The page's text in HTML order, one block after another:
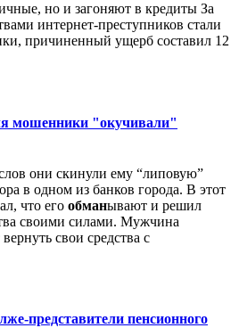
но и загоняют в кредиты За
интернет-преступников стали
причиненный ущерб составил 12
мошенники "окучивали"
они скинули ему “липовую”
в одном из банков города. В этот
что его обманывают и решил
своими силами. Мужчина
свои средства с
представители пенсионного